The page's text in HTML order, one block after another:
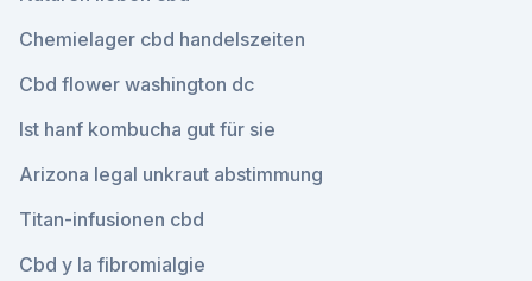
Chemielager cbd handelszeiten
Cbd flower washington dc
Ist hanf kombucha gut für sie
Arizona legal unkraut abstimmung
Titan-infusionen cbd
Cbd y la fibromialgie